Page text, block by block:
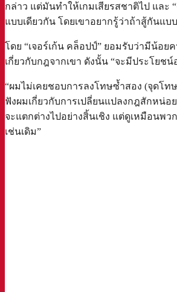
กล่าว แต่มันทำให้เกมเสียรสชาติไป และ
แบบเดียวกัน โดยเขาอยากรู้ว่าถ้าสู้กันแบบ
โดย “เจอร์เก้น คล็อปป์” ยอมรับว่ามีน้อย
เกี่ยวกับกฎจากเขา ดังนั้น “จะมีประโยชน์
“ผมไม่เคยชอบการลงโทษซ้ำสอง (จุดโท
ฟังผมเกี่ยวกับการเปลี่ยนแปลงกฎสักหน่อ
จะแตกต่างไปอย่างสิ้นเชิง แต่ดูเหมือนพว
เช่นเดิม”